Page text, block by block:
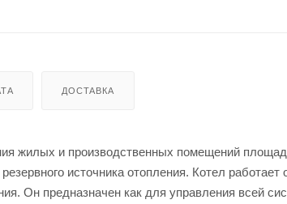
ДОСТАВКА
жилых и производственных помещений
источника отопления. Котел работает
Он предназначен как для управления всей